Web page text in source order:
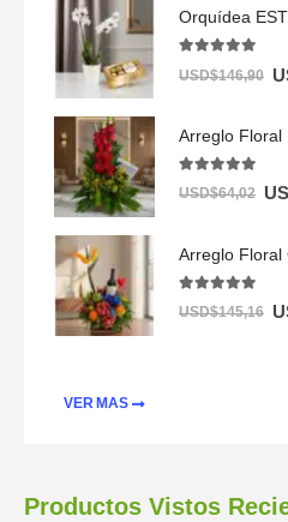
USD$146,90
Arreglo Floral
out of 5
USD$64,02
out of 5
USD$145,16
VER MAS
Productos Vistos